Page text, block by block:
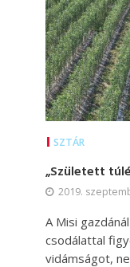
SZTÁR
„Született
2019.
A Misi
csodálattal
vidámságot,